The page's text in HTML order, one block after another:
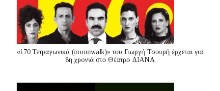
«170 Τετραγωνικά (moonwalk)» του Γιωργή Τσουρή έρχεται για
8η χρονιά στο Θέατρο ΔΙΑΝΑ